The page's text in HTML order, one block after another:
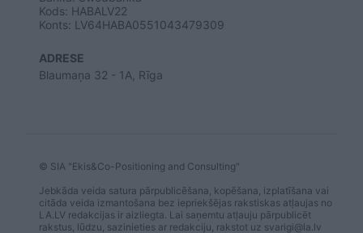
Kods: HABALV22
Konts: LV64HABA0551043479309
ADRESE
Blaumaņa 32 - 1A, Rīga
© SIA "Ekis&Co-Positioning and Consulting"
Jebkāda veida satura pārpublicēšana, kopēšana, izplatīšana vai
citāda veida izmantošana bez iepriekšējas rakstiskas atļaujas no
LA.LV redakcijas ir aizliegta. Lai saņemtu atļauju pārpublicēt
rakstus, lūdzu, sazinieties ar redakciju, rakstot uz svarigi@la.lv